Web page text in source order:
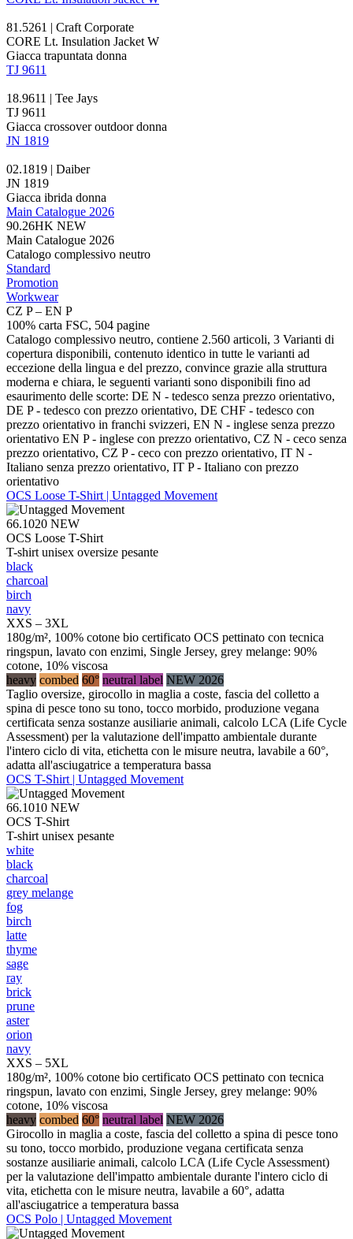
81.5261 | Craft Corporate
CORE Lt. Insulation Jacket W
Giacca trapuntata donna
TJ 9611
18.9611 | Tee Jays
TJ 9611
Giacca crossover outdoor donna
JN 1819
02.1819 | Daiber
JN 1819
Giacca ibrida donna
Main Catalogue 2026
90.26HK NEW
Main Catalogue 2026
Catalogo complessivo neutro
Standard
Promotion
Workwear
CZ P – EN P
100% carta FSC, 504 pagine
Catalogo complessivo neutro, contiene 2.560 articoli, 3 Varianti di
copertura disponibili, contenuto identico in tutte le varianti ad
eccezione della lingua e del prezzo, convince grazie alla struttura
moderna e chiara, le seguenti varianti sono disponibili fino ad
esaurimento delle scorte: DE N - tedesco senza prezzo orientativo,
DE P - tedesco con prezzo orientativo, DE CHF - tedesco con
prezzo orientativo in franchi svizzeri, EN N - inglese senza prezzo
orientativo EN P - inglese con prezzo orientativo, CZ N - ceco senza
prezzo orientativo, CZ P - ceco con prezzo orientativo, IT N -
Italiano senza prezzo orientativo, IT P - Italiano con prezzo
orientativo
OCS Loose T-Shirt | Untagged Movement
66.1020 NEW
OCS Loose T-Shirt
T-shirt unisex oversize pesante
black
charcoal
birch
navy
XXS – 3XL
180g/m², 100% cotone bio certificato OCS pettinato con tecnica
ringspun, lavato con enzimi, Single Jersey, grey melange: 90%
cotone, 10% viscosa
heavy combed 60° neutral label NEW 2026
Taglio oversize, girocollo in maglia a coste, fascia del colletto a
spina di pesce tono su tono, tocco morbido, produzione vegana
certificata senza sostanze ausiliarie animali, calcolo LCA (Life Cycle
Assessment) per la valutazione dell'impatto ambientale durante
l'intero ciclo di vita, etichetta con le misure neutra, lavabile a 60°,
adatta all'asciugatrice a temperatura bassa
OCS T-Shirt | Untagged Movement
66.1010 NEW
OCS T-Shirt
T-shirt unisex pesante
white
black
charcoal
grey melange
fog
birch
latte
thyme
sage
ray
brick
prune
aster
orion
navy
XXS – 5XL
180g/m², 100% cotone bio certificato OCS pettinato con tecnica
ringspun, lavato con enzimi, Single Jersey, grey melange: 90%
cotone, 10% viscosa
heavy combed 60° neutral label NEW 2026
Girocollo in maglia a coste, fascia del colletto a spina di pesce tono
su tono, tocco morbido, produzione vegana certificata senza
sostanze ausiliarie animali, calcolo LCA (Life Cycle Assessment)
per la valutazione dell'impatto ambientale durante l'intero ciclo di
vita, etichetta con le misure neutra, lavabile a 60°, adatta
all'asciugatrice a temperatura bassa
OCS Polo | Untagged Movement